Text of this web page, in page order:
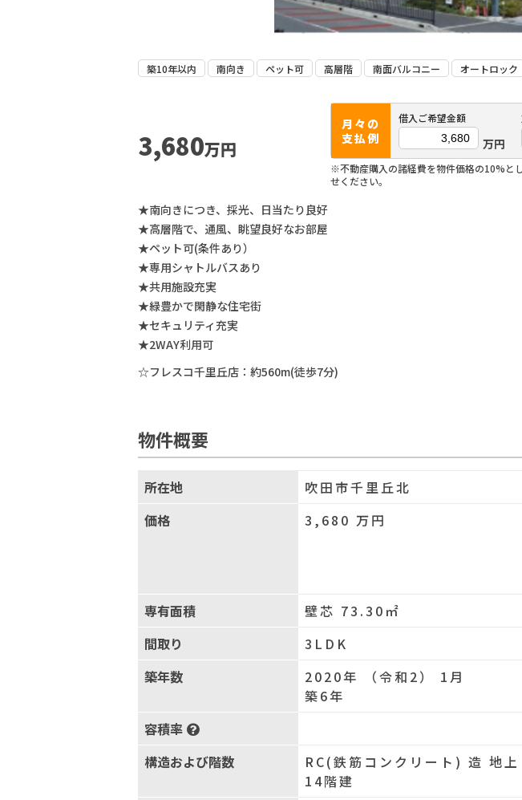
築10年以内 南向き ペット可 高層階 南面バルコニー オートロック
3,680万円
月々の
支払例
借入ご希望金額
万円
※不動産購入の諸経費を物件価格の10%と
せください。
★南向きにつき、採光、日当たり良好
★高層階で、通風、眺望良好なお部屋
★ペット可(条件あり）
★専用シャトルバスあり
★共用施設充実
★緑豊かで閑静な住宅街
★セキュリティ充実
★2WAY利用可
☆フレスコ千里丘店：約560m(徒歩7分)
物件概要
所在地
吹田市千里丘北
価格
3,680 万円
専有面積
壁芯 73.30㎡
間取り
3LDK
築年数
2020年 （令和2） 1月
築6年
容積率
構造および階数
RC(鉄筋コンクリート) 造 地上
14階建